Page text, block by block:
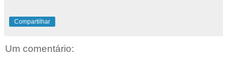
Compartilhar
Um comentário: